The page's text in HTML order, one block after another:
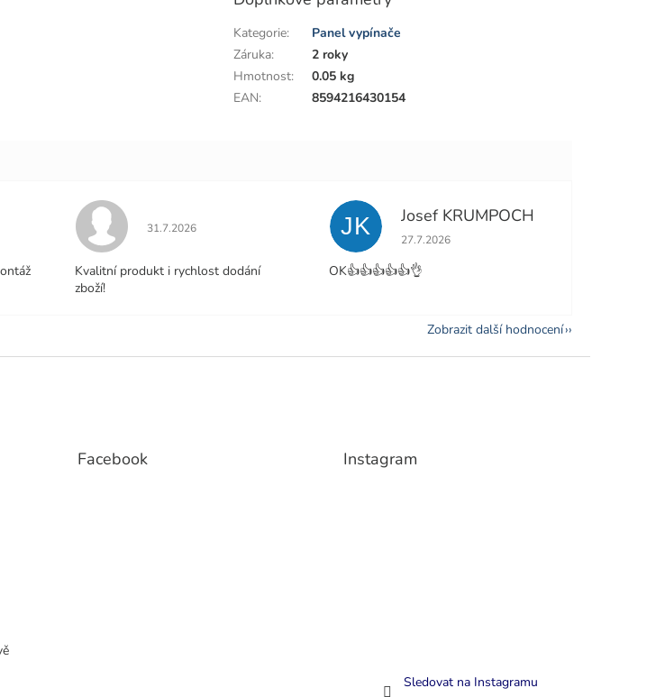
Kategorie:
Panel vypínače
Záruka:
2 roky
Hmotnost:
0.05 kg
EAN: 8594216430154
5 z 5 hvězdiček.
Hodnocení obchodu je 5 z 5 hvězdiček.
31.7.2026
Kvalitní produkt i rychlost dodání
zboží!
JK Josef KRUMPOCH
Hodnocení obchodu je 5 z 5 hvězdiček.
27.7.2026
OK👍👍👍👍👍👌
Zobrazit další hodnocení
Facebook Instagram
Sledovat na Instagramu